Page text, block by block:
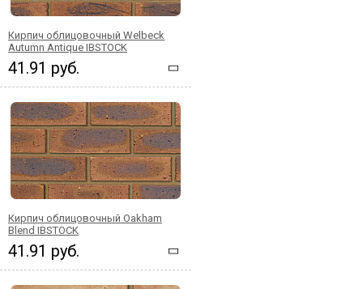
Кирпич облицовочный Welbeck
Autumn Antique IBSTOCK
41.91 руб.
Кирпич облицовочный Oakham
Blend IBSTOCK
41.91 руб.